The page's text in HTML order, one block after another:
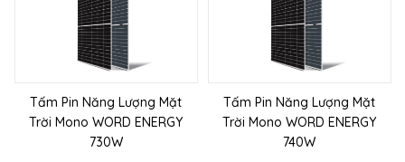
Tấm Pin Năng Lượng Mặt
Trời Mono WORD ENERGY
730W
Tấm Pin Năng Lượng Mặt
Trời Mono WORD ENERGY
740W